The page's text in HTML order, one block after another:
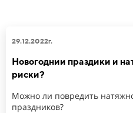
29.12.2022г.
Новогоднии праздики и
риски?
Можно ли повредить
праздников?